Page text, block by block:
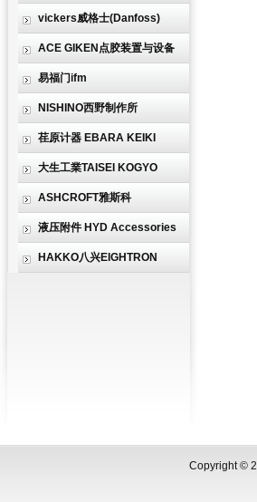
vickers威格士(Danfoss)
ACE GIKEN点胶装置与设备
易福门ifm
NISHINO西野制作所
荏原计器 EBARA KEIKI
大生工業TAISEI KOGYO
ASHCROFT雅斯科
液压附件 HYD Accessories
HAKKO八兴EIGHTRON
Copyright ©